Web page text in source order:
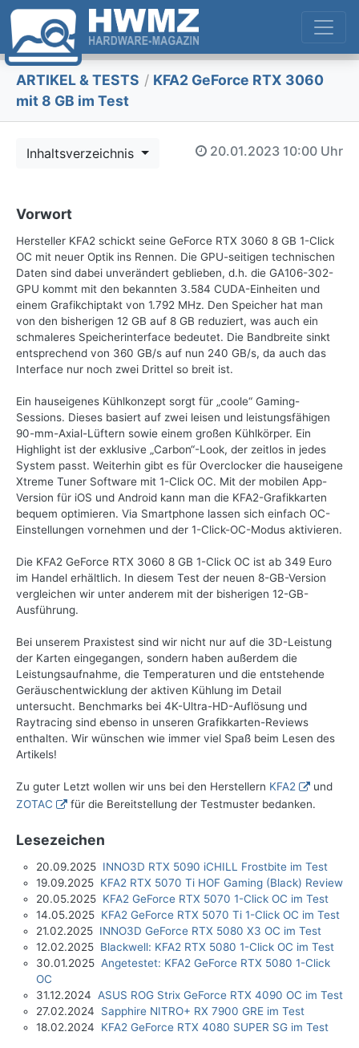
ARTIKEL & TESTS / KFA2 GeForce RTX 3060
mit 8 GB im Test
Inhaltsverzeichnis 20.01.2023 10:00 Uhr
Vorwort
Hersteller KFA2 schickt seine GeForce RTX 3060 8 GB 1-Click
OC mit neuer Optik ins Rennen. Die GPU-seitigen technischen
Daten sind dabei unverändert geblieben, d.h. die GA106-302-
GPU kommt mit den bekannten 3.584 CUDA-Einheiten und
einem Grafikchiptakt von 1.792 MHz. Den Speicher hat man
von den bisherigen 12 GB auf 8 GB reduziert, was auch ein
schmaleres Speicherinterface bedeutet. Die Bandbreite sinkt
entsprechend von 360 GB/s auf nun 240 GB/s, da auch das
Interface nur noch zwei Drittel so breit ist.
Ein hauseigenes Kühlkonzept sorgt für „coole“ Gaming-
Sessions. Dieses basiert auf zwei leisen und leistungsfähigen
90-mm-Axial-Lüftern sowie einem großen Kühlkörper. Ein
Highlight ist der exklusive „Carbon“-Look, der zeitlos in jedes
System passt. Weiterhin gibt es für Overclocker die hauseigene
Xtreme Tuner Software mit 1-Click OC. Mit der mobilen App-
Version für iOS und Android kann man die KFA2-Grafikkarten
bequem optimieren. Via Smartphone lassen sich einfach OC-
Einstellungen vornehmen und der 1-Click-OC-Modus aktivieren.
Die KFA2 GeForce RTX 3060 8 GB 1-Click OC ist ab 349 Euro
im Handel erhältlich. In diesem Test der neuen 8-GB-Version
vergleichen wir unter anderem mit der bisherigen 12-GB-
Ausführung.
Bei unserem Praxistest sind wir nicht nur auf die 3D-Leistung
der Karten eingegangen, sondern haben außerdem die
Leistungsaufnahme, die Temperaturen und die entstehende
Geräuschentwicklung der aktiven Kühlung im Detail
untersucht. Benchmarks bei 4K-Ultra-HD-Auflösung und
Raytracing sind ebenso in unseren Grafikkarten-Reviews
enthalten. Wir wünschen wie immer viel Spaß beim Lesen des
Artikels!
Zu guter Letzt wollen wir uns bei den Herstellern KFA2
und
ZOTAC
für die Bereitstellung der Testmuster bedanken.
Lesezeichen
20.09.2025 INNO3D RTX 5090 iCHILL Frostbite im Test
19.09.2025 KFA2 RTX 5070 Ti HOF Gaming (Black) Review
20.05.2025 KFA2 GeForce RTX 5070 1-Click OC im Test
14.05.2025 KFA2 GeForce RTX 5070 Ti 1-Click OC im Test
21.02.2025 INNO3D GeForce RTX 5080 X3 OC im Test
12.02.2025 Blackwell: KFA2 RTX 5080 1-Click OC im Test
30.01.2025 Angetestet: KFA2 GeForce RTX 5080 1-Click
OC
31.12.2024 ASUS ROG Strix GeForce RTX 4090 OC im Test
27.02.2024 Sapphire NITRO+ RX 7900 GRE im Test
18.02.2024 KFA2 GeForce RTX 4080 SUPER SG im Test